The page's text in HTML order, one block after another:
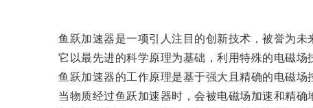
鱼跃加速器是一项引人注目的创新技术，被誉为未
它以最先进的科学原理为基础，利用特殊的电磁场
鱼跃加速器的工作原理是基于强大且精确的电磁场
当物质经过鱼跃加速器时，会被电磁场加速和精确